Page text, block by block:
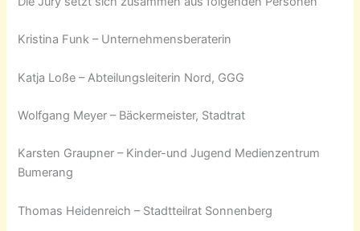
Kristina Funk – Unternehmensberaterin
Katja Loße – Abteilungsleiterin Nord, GGG
Wolfgang Meyer – Bäckermeister, Stadtrat
Karsten Graupner – Kinder-und Jugend Medienzentrum
Bumerang
Thomas Heidenreich – Stadtteilrat Sonnenberg